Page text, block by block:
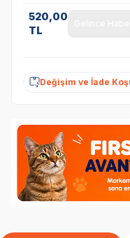
520,00
TL
Değişim ve İade